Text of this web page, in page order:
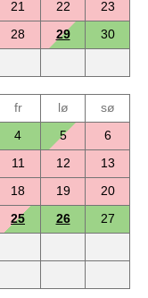
21 22
23
28 29
30
fr lø
sø
4 5
6
11 12
13
18 19
20
25 26
27